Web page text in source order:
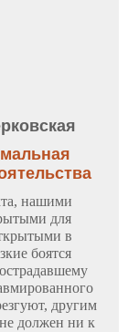
нашими
для
в
боятся
другим
должен ни к